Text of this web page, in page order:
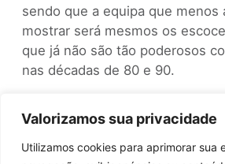
Valorizamos sua privacidade
Utilizamos cookies para aprimorar sua
sendo que a equipa que menos
mostrar será mesmos os
que já não são tão poderosos
nas décadas de 80 e 90.
Paris Saint-Germain (França)